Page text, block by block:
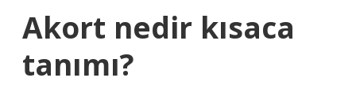
Akort nedir kısaca
tanımı?